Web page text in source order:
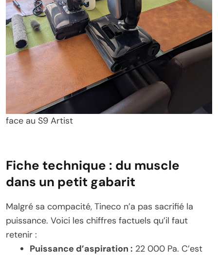
face au S9 Artist
Fiche technique : du muscle
dans un petit gabarit
Malgré sa compacité, Tineco n’a pas sacrifié la
puissance. Voici les chiffres factuels qu’il faut
retenir :
Puissance d’aspiration : 22 000 Pa. C’est